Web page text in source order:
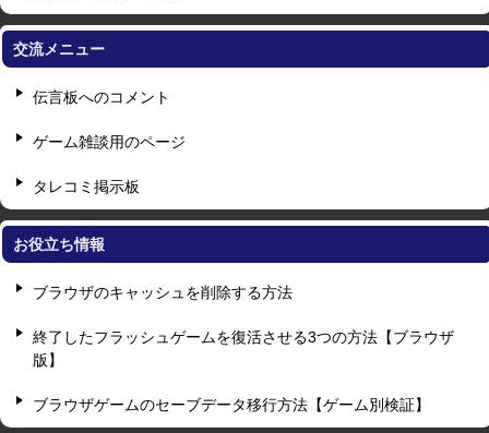
交流メニュー
伝言板へのコメント
ゲーム雑談用のページ
タレコミ掲示板
お役立ち情報
ブラウザのキャッシュを削除する方法
終了したフラッシュゲームを復活させる3つの方法【ブラウザ
版】
ブラウザゲームのセーブデータ移行方法【ゲーム別検証】